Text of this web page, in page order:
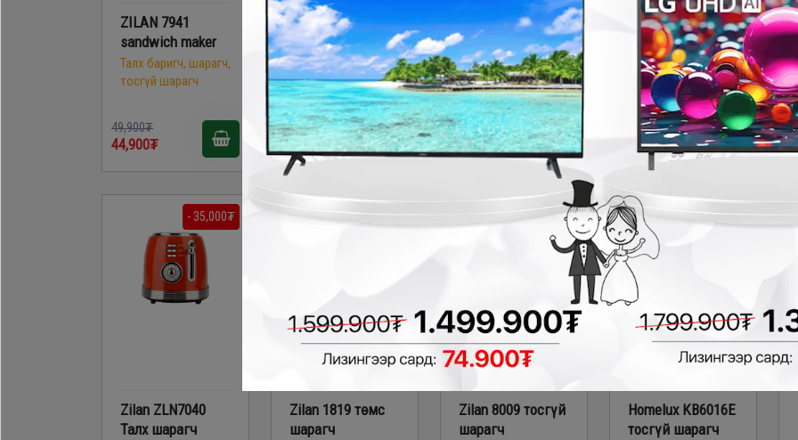
ZILAN 7941
sandwich maker
Талх баригч, шарагч,
тосгүй шарагч
49,900₮
44,900₮
Zilan1689
sandwich maker
Талх баригч, шарагч,
тосгүй шарагч
69,900₮
49,900₮
Zilan3932 5in1
sandwich maker
Талх баригч, шарагч,
тосгүй шарагч
149,900₮
109,900₮
Zilan2690 Талх
шарагч
Талх баригч, шарагч,
тосгүй шарагч
139,900₮
109,900₮
- 35,000₮
Zilan ZLN7040
Талх шарагч
Zilan 1819 төмс
шарагч
- 30,000₮
Zilan 8009 тосгүй
шарагч
- 50,000₮
Homelux KB6016E
тосгүй шарагч